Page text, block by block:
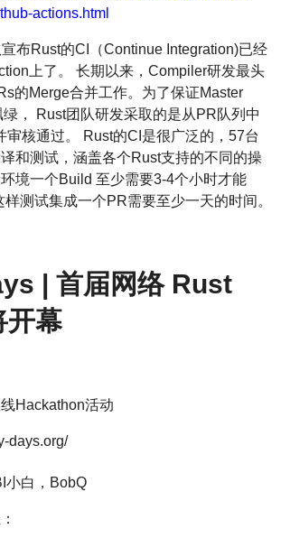
actions.html
布Rust的CI（Continue Integration)已经
上了。 长期以来，Compiler研发最头
的Merge合并工作。为了保证Master
， Rust团队研发采取的是从PR队列中
审核通过。 Rust的CI是很广泛的，57台
和测试，涵盖各个Rust支持的不同的操
境一个Build 至少需要3-4个小时才能
测试集成一个PR需要至少一天的时间。
| 首届网络 Rust
开幕
Hackathon活动
days.org/
小白，BobQ